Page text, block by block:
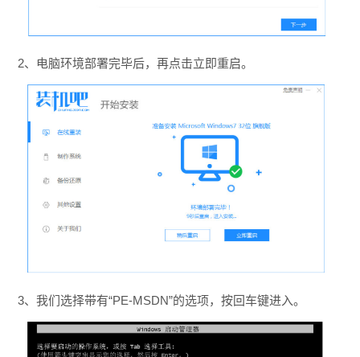
2、电脑环境部署完毕后，再点击立即重启。
3、我们选择带有“PE-MSDN”的选项，按回车键进入。